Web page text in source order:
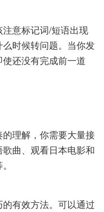
意标记词/短语出现
时候转问题。当你发
还没有完成前一道
理解，你需要大量接
曲、观看日本电影和
有效方法。可以通过